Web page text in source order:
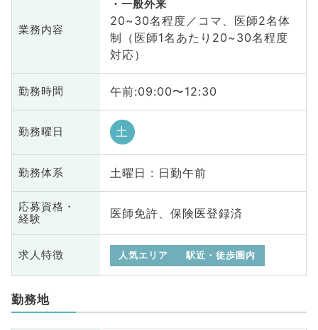
業務内容
一般外来
20~30名程度／コマ、医師2名体
制（医師1名あたり20~30名程度
対応）
勤務時間 午前:09:00〜12:30
勤務曜日 土
勤務体系 土曜日 : 日勤午前
応募資格・
経験
医師免許、保険医登録済
求人特徴 人気エリア 駅近・徒歩圏内
勤務地